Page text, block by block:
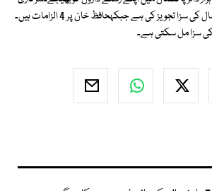
وکیل نے ایک الزام میں 15 سال کی سزا تجویز کی ہے جبکہحافظ خان پر 4 الزامات ہیں۔